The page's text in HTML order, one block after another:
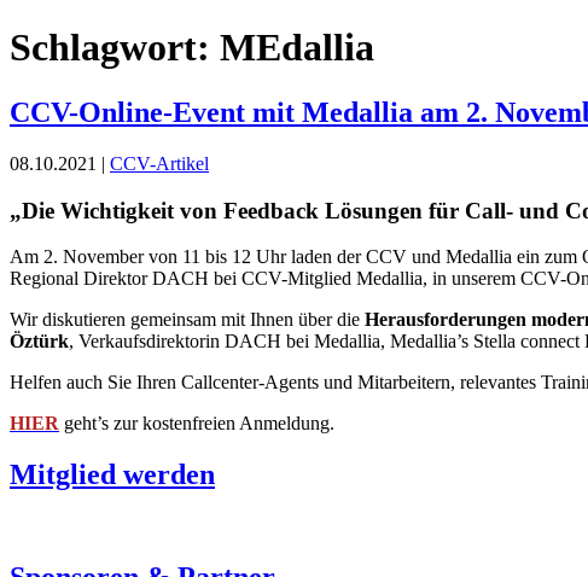
Schlagwort: MEdallia
CCV-Online-Event mit Medallia am 2.
08.10.2021 | CCV-Artikel
„Die Wichtigkeit von Feedback Lösungen für Call- und
Am 2. November von 11 bis 12 Uhr laden der CCV und Medallia ein
Regional Direktor DACH bei CCV-Mitglied Medallia, in unserem CCV-
Wir diskutieren gemeinsam mit Ihnen über die Herausforderungen
Öztürk, Verkaufsdirektorin DACH bei Medallia, Medallia’s Stella connect
Helfen auch Sie Ihren Callcenter-Agents und Mitarbeitern, relevantes
HIER geht’s zur kostenfreien Anmeldung.
Mitglied werden